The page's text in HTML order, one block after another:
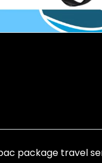
package travel